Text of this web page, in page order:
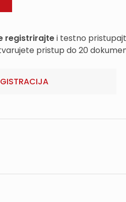
registrirajtei testno
pristup do 20